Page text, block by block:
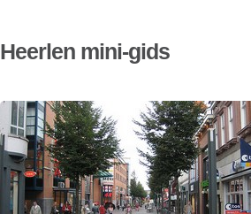
Heerlen mini-gids